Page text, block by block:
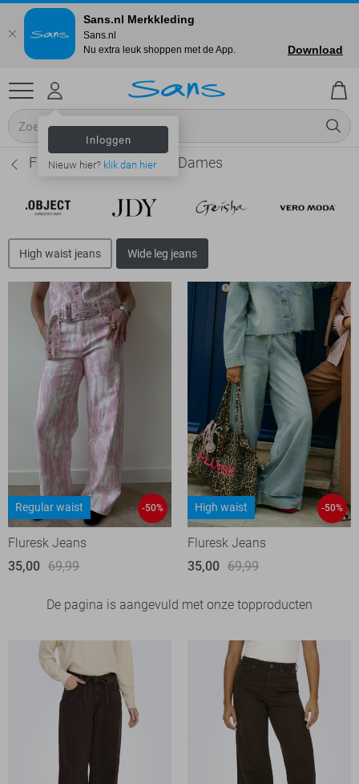
Inloggen
Nieuw hier? klik dan hier
Fluresk Wide leg jeans - Dames
High waist jeans Wide leg jeans
Regular waist -50%
Fluresk Jeans
35,00 69,99
High waist -50%
Fluresk Jeans
35,00 69,99
De pagina is aangevuld met onze topproducten
Sans.nl Merkkleding
Sans.nl
Nu extra leuk shoppen met de App.
Download